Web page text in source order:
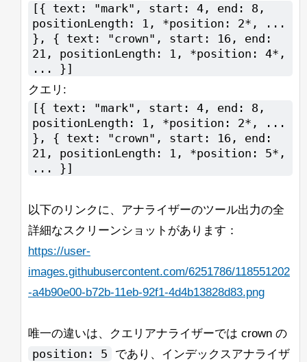
[{ text: "mark", start: 4, end: 8,
positionLength: 1, *position: 2*, ...
}, { text: "crown", start: 16, end:
21, positionLength: 1, *position: 4*,
... }]
クエリ:
[{ text: "mark", start: 4, end: 8,
positionLength: 1, *position: 2*, ...
}, { text: "crown", start: 16, end:
21, positionLength: 1, *position: 5*,
... }]
以下のリンクに、アナライザーのツール出力の全
詳細なスクリーンショットがあります：
https://user-
images.githubusercontent.com/6251786/118551202
-a4b90e00-b72b-11eb-92f1-4d4b13828d83.png
唯一の違いは、クエリアナライザーでは crown の
position: 5
であり、インデックスアナライザ